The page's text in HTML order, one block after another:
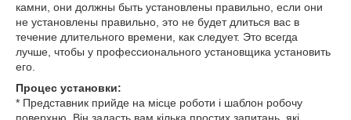
камни, они должны быть установлены правильно, если они
не установлены правильно, это не будет длиться вас в
течение длительного времени, как следует. Это всегда
лучше, чтобы у профессионального установщика установить
его.
Процес установки:
* Представник прийде на місце роботи і шаблон робочу